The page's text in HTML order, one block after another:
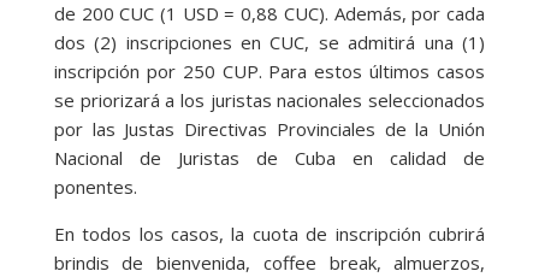
de 200 CUC (1 USD = 0,88 CUC). Además, por cada
dos (2) inscripciones en CUC, se admitirá una (1)
inscripción por 250 CUP. Para estos últimos casos
se priorizará a los juristas nacionales seleccionados
por las Justas Directivas Provinciales de la Unión
Nacional de Juristas de Cuba en calidad de
ponentes.
En todos los casos, la cuota de inscripción cubrirá
brindis de bienvenida, coffee break, almuerzos,